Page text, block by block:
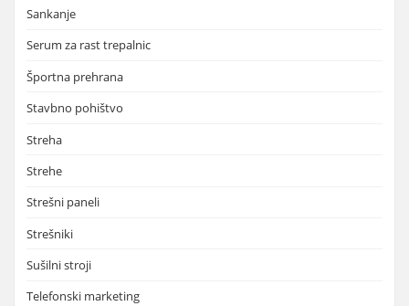
Sankanje
Serum za rast trepalnic
Športna prehrana
Stavbno pohištvo
Streha
Strehe
Strešni paneli
Strešniki
Sušilni stroji
Telefonski marketing